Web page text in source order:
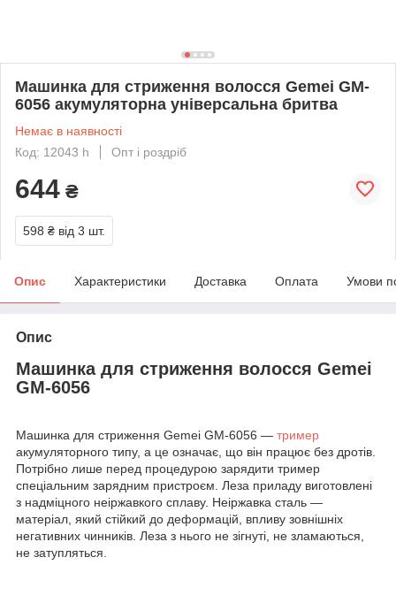
Машинка для стриження волосся Gemei GM-
6056 акумуляторна універсальна бритва
Немає в наявності
Код: 12043 h
Опт і роздріб
644 ₴
598 ₴ від 3 шт.
Опис Характеристики Доставка Оплата Умови
Опис
Машинка для стриження волосся Gemei
GM-6056
Машинка для стриження Gemei GM-6056 — тример
акумуляторного типу, а це означає, що він працює без дротів.
Потрібно лише перед процедурою зарядити тример
спеціальним зарядним пристроєм. Леза приладу виготовлені
з надміцного неіржавкого сплаву. Неіржавка сталь —
матеріал, який стійкий до деформацій, впливу зовнішніх
негативних чинників. Леза з нього не зігнуті, не зламаються,
не затупляться.